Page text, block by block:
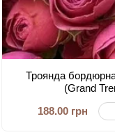
Троянда
(Grand
188.00 грн